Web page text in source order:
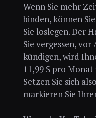
Wenn Sie mehr
binden, können
Sie loslegen. Der
Sie vergessen,
kündigen, wird
11,99 $ pro
Setzen Sie sich
markieren Sie